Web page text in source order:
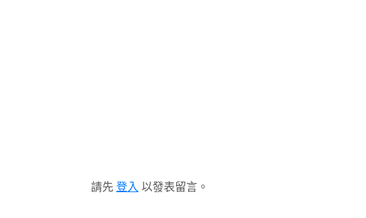
請先 登入 以發表留言。